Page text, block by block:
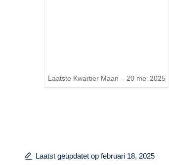
Laatste Kwartier Maan – 20 mei 2025
Laatst geüpdatet op februari 18, 2025